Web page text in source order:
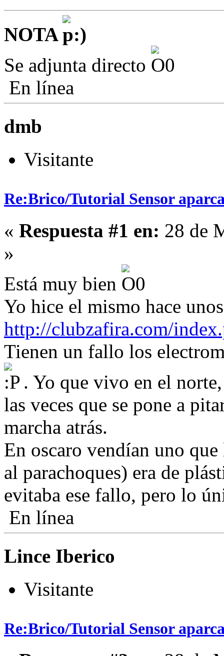
NOTA
Se adjunta directo
En línea
dmb
Visitante
Re:Brico/Tutorial Sensor
« Respuesta #1 en: 28 de
»
Está muy bien
Yo hice el mismo hace
http://clubzafira.com/
Tienen un fallo los
. Yo que vivo en el norte,
las veces que se pone a
marcha atrás.
En oscaro vendían uno
al parachoques) era de
evitaba ese fallo, pero lo
En línea
Lince Iberico
Visitante
Re:Brico/Tutorial Sensor